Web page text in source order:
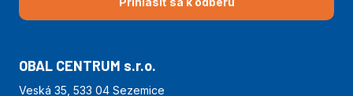
OBAL CENTRUM s.r.o.
Veská 35, 533 04 Sezemice